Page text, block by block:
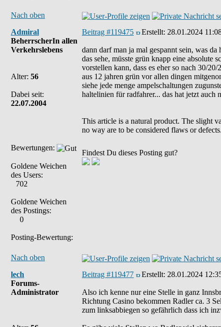
Nach oben
Admiral
BeherrscherIn allen
Verkehrslebens
Alter: 56
Dabei seit:
22.07.2004
Bewertungen:
Goldene Weichen
des Users:
702
Goldene Weichen
des Postings:
0
Posting-Bewertung:
Beitrag #119475 Erstellt: 28.01.2024
dann darf man ja mal gespannt sein, was
das sehe, müsste grün knapp eine absolute
vorstellen kann, dass es eher so nach 30/
aus 12 jahren grün vor allen dingen
siehe jede menge ampelschaltungen
haltelinien für radfahrer... das hat jetzt auch
This article is a natural product. The slight
no way are to be considered flaws or
Findest Du dieses Posting gut?
Nach oben
lech
Forums-
Administrator
Beitrag #119477 Erstellt: 28.01.2024
Also ich kenne nur eine Stelle in ganz
Richtung Casino bekommen Radler ca. 3
zum linksabbiegen so gefährlich dass ich